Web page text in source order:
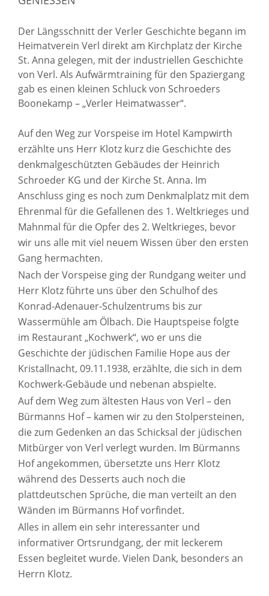
Der Längsschnitt der Verler Geschichte begann im
Heimatverein Verl direkt am Kirchplatz der Kirche
St. Anna gelegen, mit der industriellen Geschichte
von Verl. Als Aufwärmtraining für den Spaziergang
gab es einen kleinen Schluck von Schroeders
Boonekamp – „Verler Heimatwasser“.
Auf den Weg zur Vorspeise im Hotel Kampwirth
erzählte uns Herr Klotz kurz die Geschichte des
denkmalgeschützten Gebäudes der Heinrich
Schroeder KG und der Kirche St. Anna. Im
Anschluss ging es noch zum Denkmalplatz mit dem
Ehrenmal für die Gefallenen des 1. Weltkrieges und
Mahnmal für die Opfer des 2. Weltkrieges, bevor
wir uns alle mit viel neuem Wissen über den ersten
Gang hermachten.
Nach der Vorspeise ging der Rundgang weiter und
Herr Klotz führte uns über den Schulhof des
Konrad-Adenauer-Schulzentrums bis zur
Wassermühle am Ölbach. Die Hauptspeise folgte
im Restaurant „Kochwerk“, wo er uns die
Geschichte der jüdischen Familie Hope aus der
Kristallnacht, 09.11.1938, erzählte, die sich in dem
Kochwerk-Gebäude und nebenan abspielte.
Auf dem Weg zum ältesten Haus von Verl – den
Bürmanns Hof – kamen wir zu den Stolpersteinen,
die zum Gedenken an das Schicksal der jüdischen
Mitbürger von Verl verlegt wurden. Im Bürmanns
Hof angekommen, übersetzte uns Herr Klotz
während des Desserts auch noch die
plattdeutschen Sprüche, die man verteilt an den
Wänden im Bürmanns Hof vorfindet.
Alles in allem ein sehr interessanter und
informativer Ortsrundgang, der mit leckerem
Essen begleitet wurde. Vielen Dank, besonders an
Herrn Klotz.